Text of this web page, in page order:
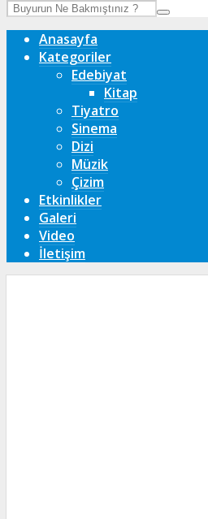
Anasayfa
Kategoriler
Edebiyat
Kitap
Tiyatro
Sinema
Dizi
Müzik
Çizim
Etkinlikler
Galeri
Video
İletişim